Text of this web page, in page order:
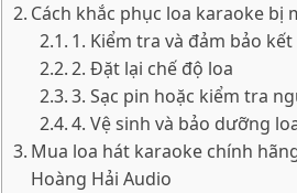
Cách khắc phục loa karaoke bị
1. Kiểm tra và đảm bảo
2. Đặt lại chế độ loa
3. Sạc pin hoặc kiểm tra
4. Vệ sinh và bảo dưỡng
Mua loa hát karaoke chính
Hoàng Hải Audio